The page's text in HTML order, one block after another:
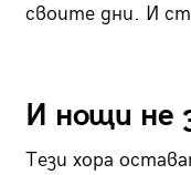
своите дни. И
И нощи не
Тези хора